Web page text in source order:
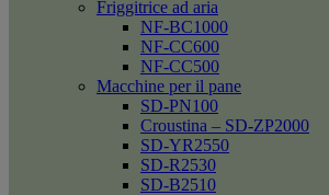
Friggitrice ad aria
NF-BC1000
NF-CC600
NF-CC500
Macchine per il pane
SD-PN100
Croustina – SD-ZP2000
SD-YR2550
SD-R2530
SD-B2510